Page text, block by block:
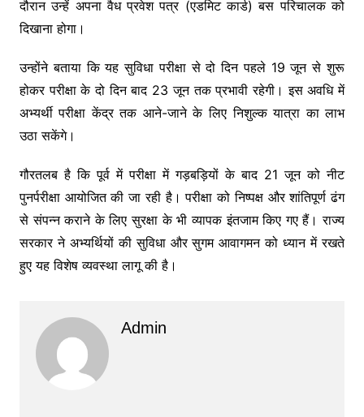
दौरान उन्हें अपना वैध प्रवेश पत्र (एडमिट कार्ड) बस परिचालक को
दिखाना होगा।
उन्होंने बताया कि यह सुविधा परीक्षा से दो दिन पहले 19 जून से शुरू
होकर परीक्षा के दो दिन बाद 23 जून तक प्रभावी रहेगी। इस अवधि में
अभ्यर्थी परीक्षा केंद्र तक आने-जाने के लिए निशुल्क यात्रा का लाभ
उठा सकेंगे।
गौरतलब है कि पूर्व में परीक्षा में गड़बड़ियों के बाद 21 जून को नीट
पुनर्परीक्षा आयोजित की जा रही है। परीक्षा को निष्पक्ष और शांतिपूर्ण ढंग
से संपन्न कराने के लिए सुरक्षा के भी व्यापक इंतजाम किए गए हैं। राज्य
सरकार ने अभ्यर्थियों की सुविधा और सुगम आवागमन को ध्यान में रखते
हुए यह विशेष व्यवस्था लागू की है।
Admin